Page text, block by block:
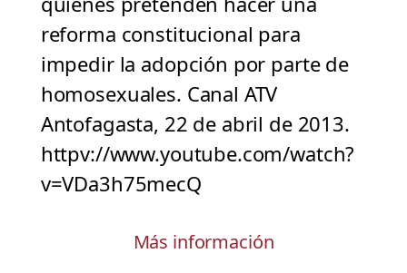
reforma constitucional para
impedir la adopción por parte de
homosexuales. Canal ATV
Antofagasta, 22 de abril de 2013.
httpv://www.youtube.com/watch?
v=VDa3h75mecQ
Más información